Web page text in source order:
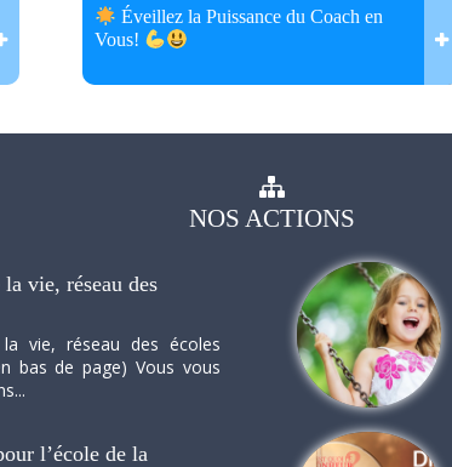
Éveillez la Puissance du Coach en
Vous!
NOS ACTIONS
vie, réseau des
vie, réseau des écoles
bas de page) Vous vous
l’école de la